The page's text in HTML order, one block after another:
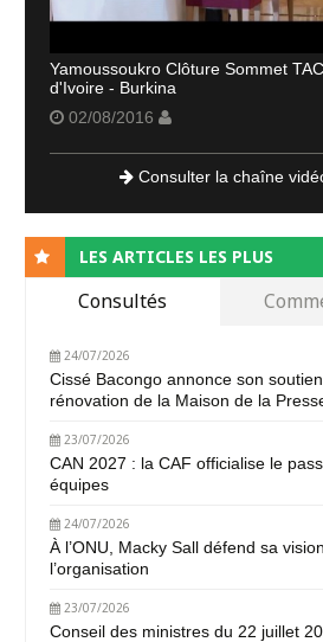
Yamoussoukro Clôture Sommet
d'Ivoire - Burkina
02/08/2016
Consulter la chaîne
LES ARTICLES LES PLUS
Consultés
24/07/2026
Cissé Bacongo annonce son
rénovation de la Maison de la
23/07/2026
CAN 2027 : la CAF officialise le
équipes
24/07/2026
À l’ONU, Macky Sall défend sa
l’organisation
23/07/2026
Conseil des ministres du 22 juillet